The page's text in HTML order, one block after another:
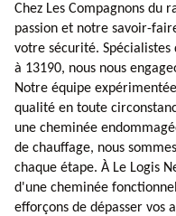
Chez Les Compagnons du
passion et notre savoir-
votre sécurité.
à 13190, nous nous
Notre équipe
qualité en toute
une cheminée
de chauffage, nous
chaque étape. À Le Logis
d'une cheminée
efforçons de dépasser vos